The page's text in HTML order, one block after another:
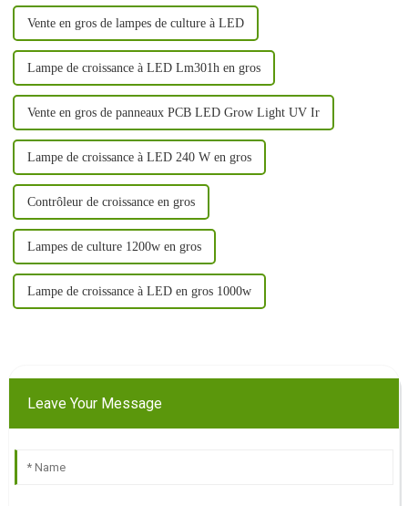
Vente en gros de lampes de culture à LED
Lampe de croissance à LED Lm301h en gros
Vente en gros de panneaux PCB LED Grow Light UV Ir
Lampe de croissance à LED 240 W en gros
Contrôleur de croissance en gros
Lampes de culture 1200w en gros
Lampe de croissance à LED en gros 1000w
Leave Your Message